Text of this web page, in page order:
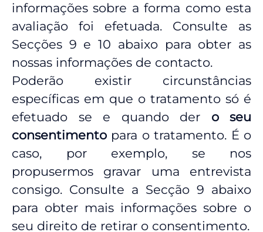
informações sobre a forma como esta
avaliação foi efetuada. Consulte as
Secções 9 e 10 abaixo para obter as
nossas informações de contacto.
Poderão existir circunstâncias
específicas em que o tratamento só é
efetuado se e quando der o seu
consentimento para o tratamento. É o
caso, por exemplo, se nos
propusermos gravar uma entrevista
consigo. Consulte a Secção 9 abaixo
para obter mais informações sobre o
seu direito de retirar o consentimento.